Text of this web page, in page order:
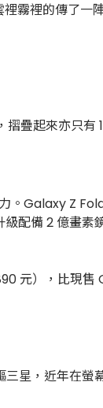
霧裡的傳了一
疊起來亦只有
。Galaxy Z
配備 2 億畫素
元），比現
星，近年在螢